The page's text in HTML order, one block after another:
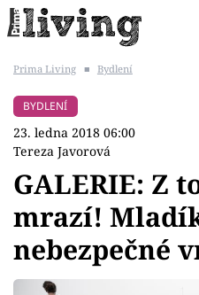
BYDLENÍ SLAVNÝCH
Témata
Bydlení
Prima Living ■ Bydlení
BYDLENÍ
23. ledna 2018 06:00
Tereza Javorová
GALERIE: Z
mrazí!
nebezpečné